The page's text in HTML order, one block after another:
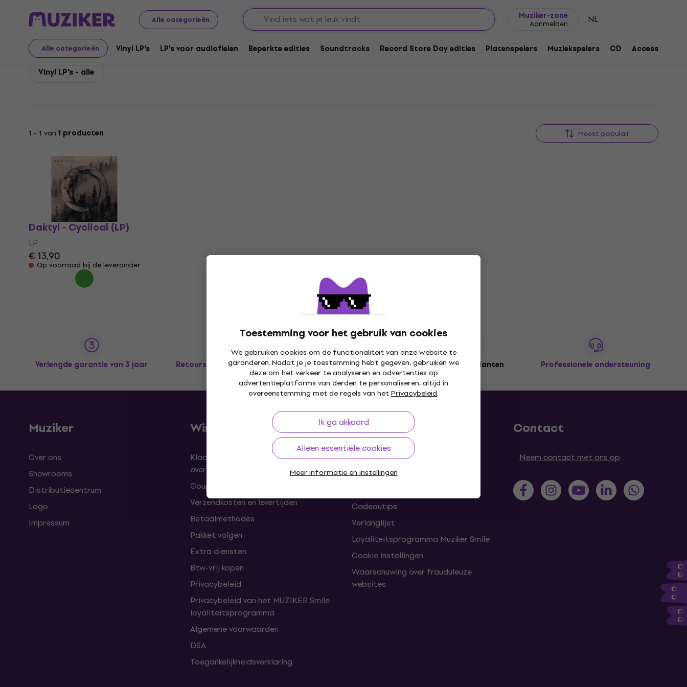
Alle categorieën
Muziker-zone
Aanmelden NL
Alle categorieën Vinyl LP's LP's voor audiofielen Beperkte edities Soundtracks Record Store Day edities Platenspelers Muziekspelers CD Accessoires
Toestemming voor het gebruik van cookies
We gebruiken cookies om de functionaliteit van onze website te
garanderen. Nadat je je toestemming hebt gegeven, gebruiken we
deze om het verkeer te analyseren en advertenties op
advertentieplatforms van derden te personaliseren, altijd in
overeenstemming met de regels van hetPrivacybeleid.
Ik ga akkoord
Alleen essentiële cookies
Meer informatie en instellingen
Daktyl Daktyl Vinyl LP's
Daktyl Vinyl LP's
Vinyl LP's - alle
1 - 1 van 1 producten Meest populair
Daktyl - Cyclical (LP)
LP
€ 13,90
Op voorraad bij de leverancier
Verlengde garantie van 3 jaar Retours tot 30 dagen Gratis verzendingvanaf € 249 +3 miljoen klanten Professionele ondersteuning
Muziker
Over ons
Showrooms
Distributiecentrum
Logo
Impressum
Winkelen
Klachten en herroepingen van de
overeenkomst
Coupons
Verzendkosten en levertijden
Betaalmethodes
Pakket volgen
Extra diensten
Btw-vrij kopen
Privacybeleid
Privacybeleid van het MUZIKER Smile
loyaliteitsprogramma
Algemene voorwaarden
DSA
Toegankelijkheidsverklaring
Handige links
FAQ - Veelgestelde vragen
Muziker Blog
Cadeautips
Verlanglijst
Loyaliteitsprogramma Muziker Smile
Cookie instellingen
Waarschuwing over frauduleuze
websites
Contact
Neem contact met ons op